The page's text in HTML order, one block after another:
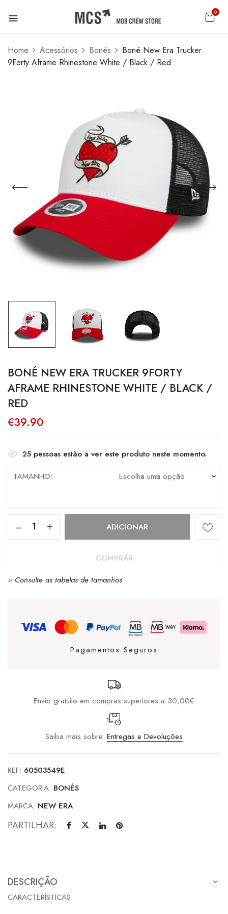
0
Home Acessórios Bonés
Boné New Era Trucker
9Forty Aframe Rhinestone White / Black / Red
BONÉ NEW ERA TRUCKER 9FORTY
AFRAME RHINESTONE WHITE / BLACK /
RED
€39.90
25 pessoas estão a ver este produto neste momento.
TAMANHO
Quantidade
Era
Aframe
ADICIONAR
COMPRAR
> Consulte as tabelas de tamanhos
Pagamentos Seguros
Envio gratuito em compras superiores a 30,00€
Saiba mais sobre Entregas e Devoluções
REF: 60503549E
CATEGORIA: BONÉS
MARCA: NEW ERA
PARTILHAR:
DESCRIÇÃO
CARACTERÍSTICAS